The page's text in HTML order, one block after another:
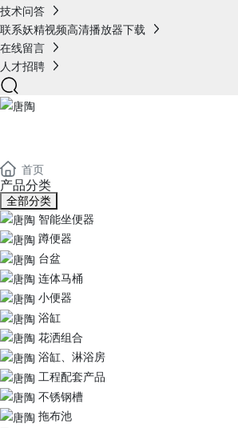
技术问答
联系妖精视频高清播放器下载
在线留言
人才招聘
首页
产品分类
全部分类
智能坐便器
蹲便器
台盆
连体马桶
小便器
浴缸
花洒组合
浴缸、淋浴房
工程配套产品
不锈钢槽
拖布池